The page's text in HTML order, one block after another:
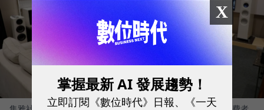
X
掌握最新 AI 發展趨勢！
立即訂閱《數位時代》日報、《一天